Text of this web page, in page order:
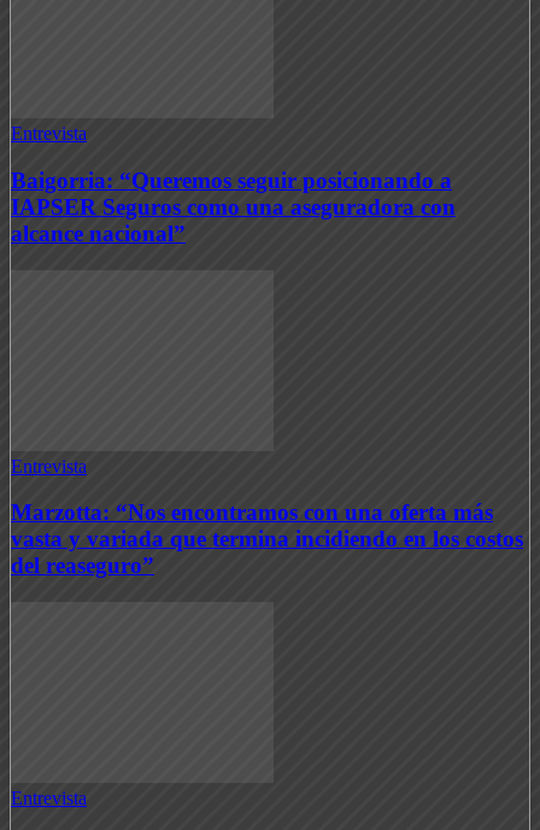
Entrevista
Baigorria: “Queremos seguir posicionando a
IAPSER Seguros como una aseguradora con
alcance nacional”
Entrevista
Marzotta: “Nos encontramos con una oferta más
vasta y variada que termina incidiendo en los costos
del reaseguro”
Entrevista